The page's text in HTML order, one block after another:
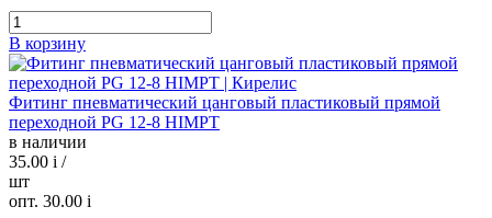
В корзину
Фитинг пневматический цанговый пластиковый прямой
переходной PG 12-8 HIMPT
в наличии
35.00 i /
шт
опт. 30.00 i